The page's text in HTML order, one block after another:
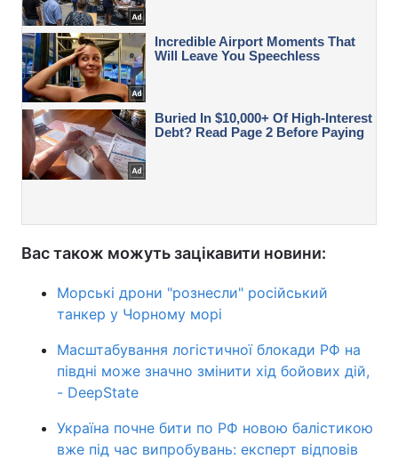
Вас також можуть зацікавити новини:
Морські дрони "рознесли" російський
танкер у Чорному морі
Масштабування логістичної блокади РФ на
півдні може значно змінити хід бойових дій,
- DeepState
Україна почне бити по РФ новою балістикою
вже під час випробувань: експерт відповів